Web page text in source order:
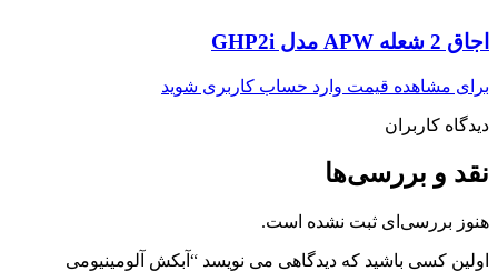
اجاق 2 شعله APW مدل GHP2i
برای مشاهده قیمت وارد حساب کاربری شوید
دیدگاه کاربران
نقد و بررسی‌ها
هنوز بررسی‌ای ثبت نشده است.
اولین کسی باشید که دیدگاهی می نویسد “آبکش آلومینیومی